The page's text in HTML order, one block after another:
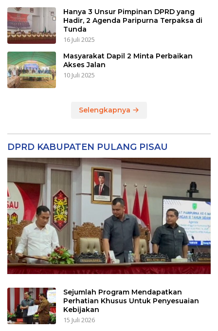
Hanya 3 Unsur Pimpinan DPRD yang
Hadir, 2 Agenda Paripurna Terpaksa di
Tunda
16 Juli 2025
Masyarakat Dapil 2 Minta Perbaikan
Akses Jalan
10 Juli 2025
Selengkapnya
DPRD KABUPATEN PULANG PISAU
Sejumlah Program Mendapatkan
Perhatian Khusus Untuk Penyesuaian
Kebijakan
15 Juli 2026